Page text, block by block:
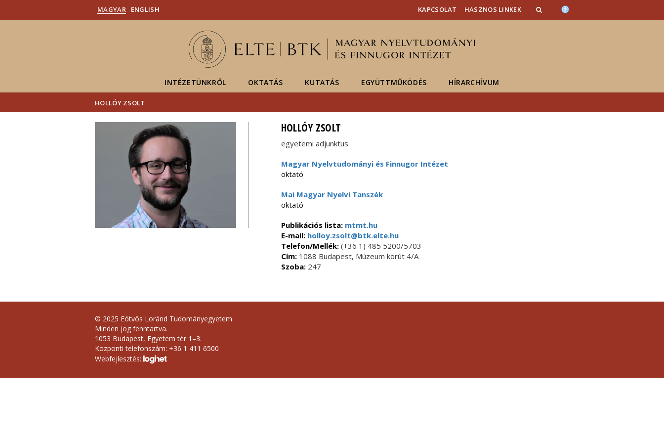
MAGYAR ENGLISH KAPCSOLAT HASZNOS LINKEK
INTÉZETÜNKRŐL OKTATÁS KUTATÁS EGYÜTTMŰKÖDÉS HÍRARCHÍVUM
HOLLÓY ZSOLT
HOLLÓY ZSOLT
egyetemi adjunktus
Magyar Nyelvtudományi és Finnugor Intézet
oktató
Mai Magyar Nyelvi Tanszék
oktató
Publikációs lista: mtmt.hu
E-mail:holloy.zsolt@btk.elte.hu
Telefon/Mellék:(+36 1) 485 5200/5703
Cím:1088 Budapest, Múzeum körút 4/A
Szoba:247
© 2025 Eötvös Loránd Tudományegyetem
Minden jog fenntartva.
1053 Budapest, Egyetem tér 1–3.
Központi telefonszám: +36 1 411 6500
Webfejlesztés: